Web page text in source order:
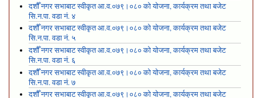
दशौँ नगर सभाबाट स्वीकृत आ.व.०७९।०८० को योजना, कार्यक्रम तथा बजेट
सि.न.पा. वडा नं. ४
दशौँ नगर सभाबाट स्वीकृत आ.व.०७९।०८० को योजना, कार्यक्रम तथा बजेट
सि.न.पा. वडा नं. ५
दशौँ नगर सभाबाट स्वीकृत आ.व.०७९।०८० को योजना, कार्यक्रम तथा बजेट
सि.न.पा. वडा नं. ६
दशौँ नगर सभाबाट स्वीकृत आ.व.०७९।०८० को योजना, कार्यक्रम तथा बजेट
सि.न.पा. वडा नं. ७
दशौँ नगर सभाबाट स्वीकृत आ.व.०७९।०८० को योजना, कार्यक्रम तथा बजेट